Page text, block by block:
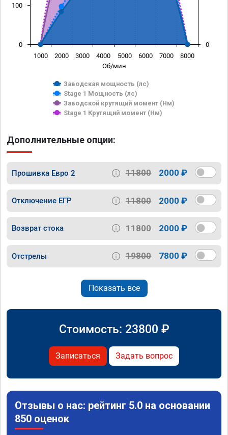
Об/мин
Заводская мощность (лс)
Stage 1 Мощность (лс)
Заводской крутящий момент (Нм)
Stage 1 Крутящий момент (Нм)
1000 2000 3000 4000 5000 6000 7000 8000
0
100
0
Дополнительные опции:
Прошивка Евро 2 11800 2000 ₽
Отключение ЕГР 11800 2000 ₽
Возврат стока 11800 2000 ₽
Отстрелы 19800 7800 ₽
Показать все
Стоимость: 23800 ₽
Записаться Задать вопрос
Отзывы о нас: рейтинг 5.0 на основании
850 оценок